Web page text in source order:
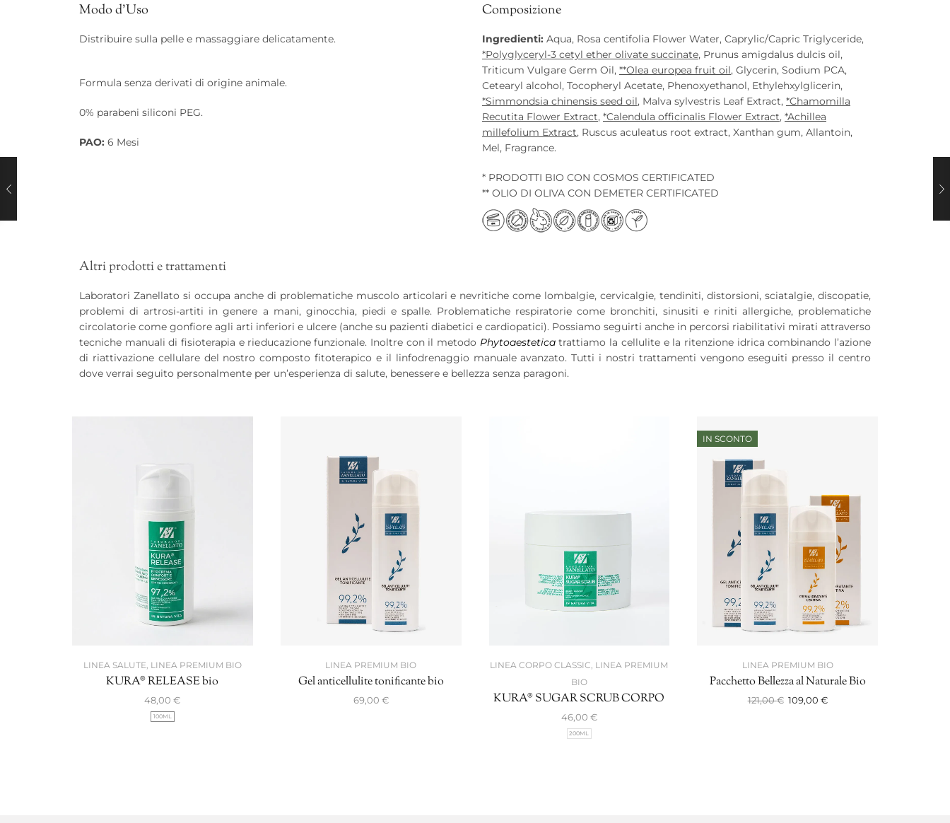
Modo d'Uso
Distribuire sulla pelle e massaggiare delicatamente.
Formula senza derivati di origine animale.
0% parabeni siliconi PEG.
PAO: 6 Mesi
Composizione
Ingredienti: Aqua, Rosa centifolia Flower Water, Caprylic/Capric Triglyceride,
*Polyglyceryl-3 cetyl ether olivate succinate, Prunus amigdalus dulcis oil,
Triticum Vulgare Germ Oil, **Olea europea fruit oil, Glycerin, Sodium PCA,
Cetearyl alcohol, Tocopheryl Acetate, Phenoxyethanol, Ethylehxylglicerin,
*Simmondsia chinensis seed oil, Malva sylvestris Leaf Extract, *Chamomilla
Recutita Flower Extract, *Calendula officinalis Flower Extract, *Achillea
millefolium Extract, Ruscus aculeatus root extract, Xanthan gum, Allantoin,
Mel, Fragrance.
* PRODOTTI BIO CON COSMOS CERTIFICATED
** OLIO DI OLIVA CON DEMETER CERTIFICATED
Altri prodotti e trattamenti
Laboratori Zanellato si occupa anche di problematiche muscolo articolari e nevritiche come lombalgie, cervicalgie, tendiniti, distorsioni, sciatalgie, discopatie,
problemi di artrosi-artiti in genere a mani, ginocchia, piedi e spalle. Problematiche respiratorie come bronchiti, sinusiti e riniti allergiche, problematiche
circolatorie come gonfiore agli arti inferiori e ulcere (anche su pazienti diabetici e cardiopatici). Possiamo seguirti anche in percorsi riabilitativi mirati attraverso
tecniche manuali di fisioterapia e rieducazione funzionale. Inoltre con il metodo Phytoaesteticatrattiamo la cellulite e la ritenzione idrica combinando l’azione
di riattivazione cellulare del nostro composto fitoterapico e il linfodrenaggio manuale avanzato. Tutti i nostri trattamenti vengono eseguiti presso il centro
dove verrai seguito personalmente per un’esperienza di salute, benessere e bellezza senza paragoni.
LINEA SALUTE LINEA PREMIUM BIO
KURA® RELEASE bio
48,00€
100ML
LINEA PREMIUM BIO
Gel anticellulite tonificante bio
69,00 €
LINEA CORPO CLASSIC LINEA PREMIUM
BIO
KURA® SUGAR SCRUB CORPO
46,00 €
200ML
IN SCONTO
LINEA PREMIUM BIO
Pacchetto Bellezza al Naturale Bio
121,00€ 109,00 €